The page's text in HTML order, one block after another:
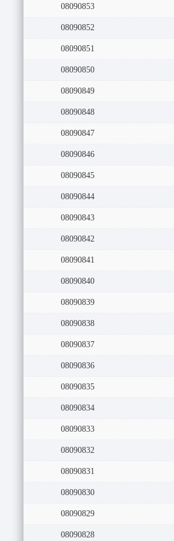
08090853
08090852
08090851
08090850
08090849
08090848
08090847
08090846
08090845
08090844
08090843
08090842
08090841
08090840
08090839
08090838
08090837
08090836
08090835
08090834
08090833
08090832
08090831
08090830
08090829
08090828